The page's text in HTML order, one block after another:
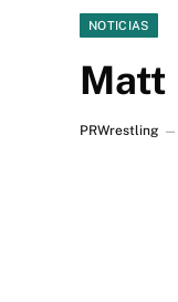
NOTICIAS
Matt
PRWrestling